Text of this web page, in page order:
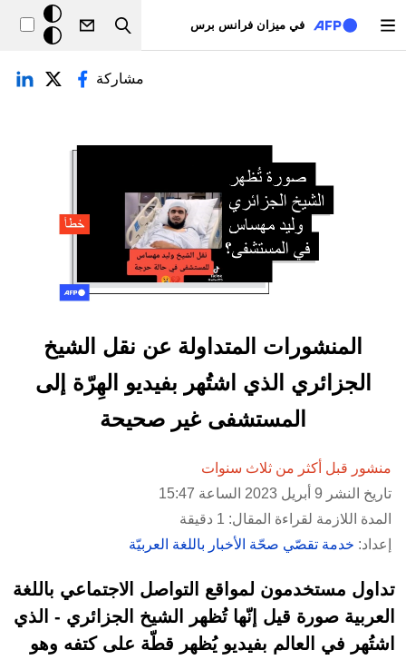
في ميزان فرانس برس
Search
خلفيّة
داكنة
التبويبات الأساسية
مشاركة
المنشورات المتداولة عن نقل الشيخ
الجزائري الذي اشتُهر بفيديو الهِرّة إلى
المستشفى غير صحيحة
منشور قبل أكثر من ثلاث سنوات
تاريخ النشر 9 أبريل 2023 الساعة 15:47
المدة اللازمة لقراءة المقال: 1 دقيقة
إعداد: خدمة تقصّي صحّة الأخبار باللغة العربيّة
تداول مستخدمون لمواقع التواصل الاجتماعي باللغة
العربية صورة قيل إنّها تُظهر الشيخ الجزائري - الذي
اشتُهر في العالم بفيديو يُظهر قطّة على كتفه وهو